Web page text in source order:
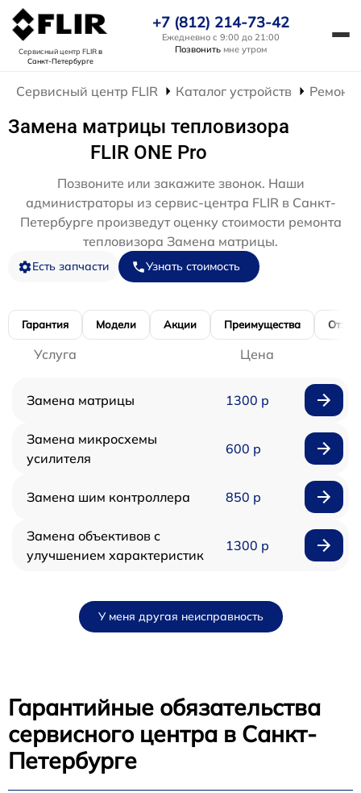
Сервисный центр FLIRв
Санкт-Петербурге
+7 (812) 214-73-42
Ежедневно с 9:00 до 21:00
Позвонить мне утром
Сервисный центр FLIR Каталог устройств Ремонт
Замена матрицы тепловизора
FLIR ONE Pro
Позвоните или закажите звонок. Наши
администраторы из сервис-центра FLIR в Санкт-
Петербурге произведут оценку стоимости ремонта
тепловизора Замена матрицы.
Есть запчасти Узнать стоимость
Гарантия Модели Акции Преимущества
Услуга Цена
Замена матрицы 1300 р
Замена микросхемы
усилителя
600 р
Замена шим контроллера 850 р
Замена объективов с
улучшением характеристик
1300 р
У меня другая неисправность
Гарантийные обязательства
сервисного центра в Санкт-
Петербурге